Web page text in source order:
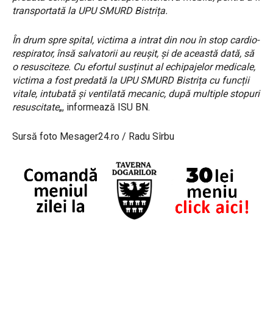
transportată la UPU SMURD Bistrița.
În drum spre spital, victima a intrat din nou în stop cardio-
respirator, însă salvatorii au reușit, și de această dată, să
o resusciteze. Cu efortul susținut al echipajelor medicale,
victima a fost predată la UPU SMURD Bistrița cu funcții
vitale, intubată și ventilată mecanic, după multiple stopuri
resuscitate„, informează ISU BN.
Sursă foto Mesager24.ro / Radu Sîrbu